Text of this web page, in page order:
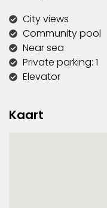
City views
Community pool
Near sea
Private parking: 1
Elevator
Kaart